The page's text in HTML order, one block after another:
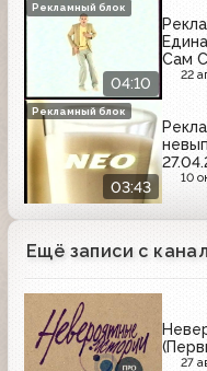
04:10
Сам
22
Рекламный блок
03:43
10
Рекламный блок
Ещё записи с
27